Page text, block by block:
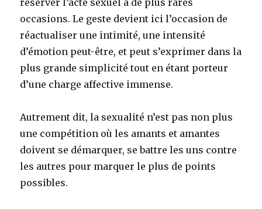
réserver l’acte sexuel à de plus rares
occasions. Le geste devient ici l’occasion de
réactualiser une intimité, une intensité
d’émotion peut-être, et peut s’exprimer dans la
plus grande simplicité tout en étant porteur
d’une charge affective immense.
Autrement dit, la sexualité n’est pas non plus
une compétition où les amants et amantes
doivent se démarquer, se battre les uns contre
les autres pour marquer le plus de points
possibles.